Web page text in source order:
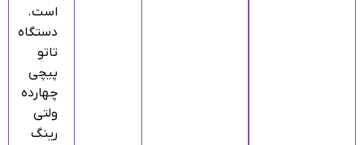
است.
دستگاه
تاتو
پیچی
چهارده
ولتی
رینگ